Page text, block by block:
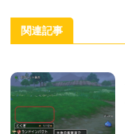
関連記事